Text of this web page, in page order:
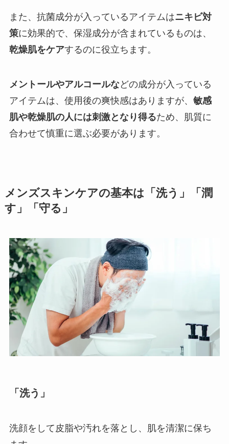
また、抗菌成分が入っているアイテムはニキビ対
策に効果的で、保湿成分が含まれているものは、
乾燥肌をケアするのに役立ちます。
メントールやアルコールなどの成分が入っている
アイテムは、使用後の爽快感はありますが、 敏感
肌や乾燥肌の人には刺激となり得るため、肌質に
合わせて慎重に選ぶ必要があります。
メンズスキンケアの基本は「洗う」「潤
す」「守る」
「洗う」
洗顔をして皮脂や汚れを落とし、肌を清潔に保ち